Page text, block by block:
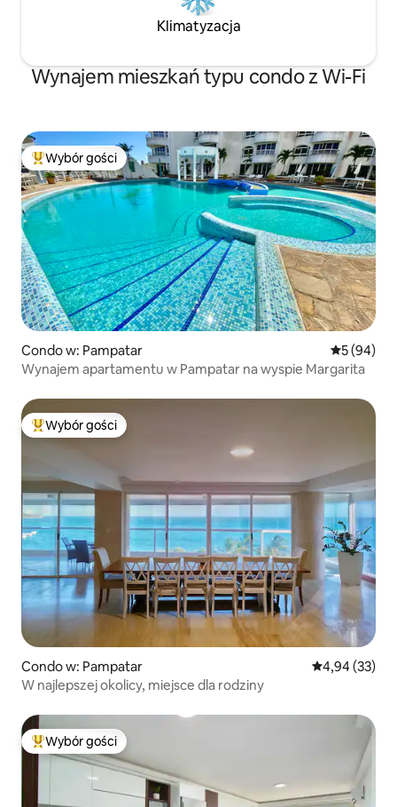
Klimatyzacja
Wynajem mieszkań typu condo z Wi-Fi
Najpopularniejsze z kategorii Wybór gości
Wybór gości
Condo w: Pampatar Średnia
5 (94)
Wynajem apartamentu w Pampatar na wyspie Margarita
Najpopularniejsze z kategorii Wybór gości
Wybór gości
Condo w: Pampatar Średnia
4,94 (33)
W najlepszej okolicy, miejsce dla rodziny
Najpopularniejsze z kategorii Wybór gości
Wybór gości